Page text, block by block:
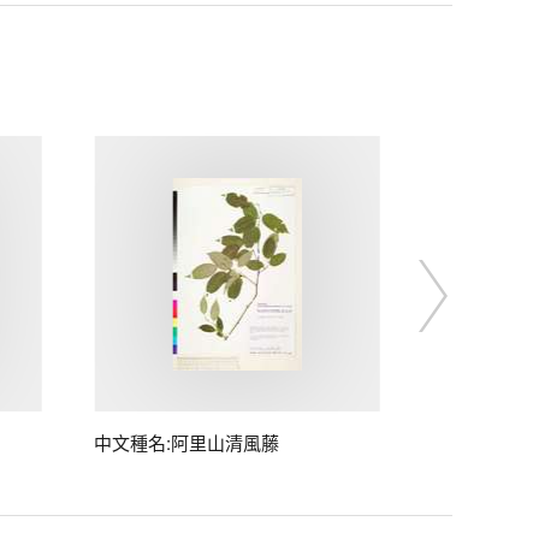
中文種名:阿里山清風藤